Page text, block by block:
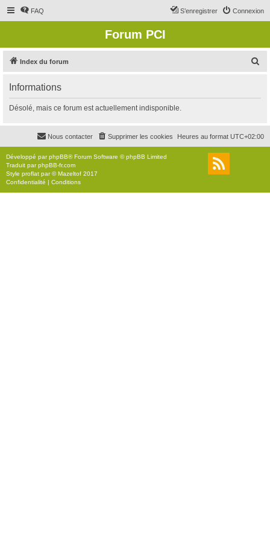
FAQ Connexion
S’enregistrer
Forum PCI
Index du forum
r
c
r
Informations
Désolé, mais ce forum est actuellement indisponible.
Heures au format UTC+02:00
Supprimer les cookies
Nous contacter
Développé parphpBB® Forum Software © phpBB Limited
Traduit parphpBB-fr.com
Style proflat par ©Mazeltof 2017
Confidentialité | Conditions